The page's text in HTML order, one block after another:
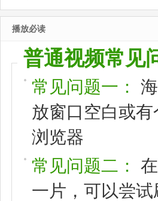
播放必读
普通视频常见
常见问题一：
放窗口空白或
浏览器
常见问题二：
一片，可以尝